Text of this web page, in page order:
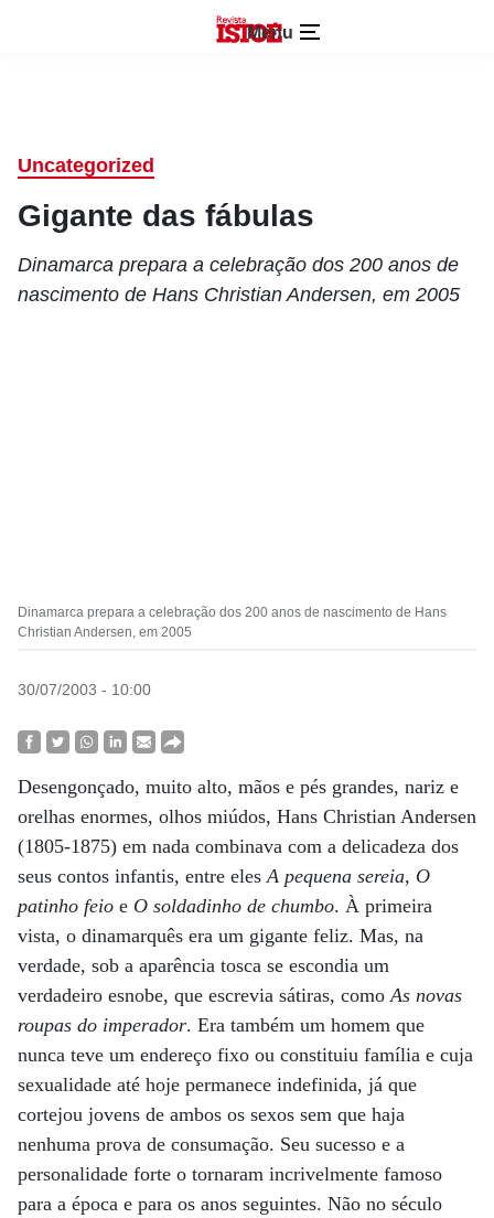
Menu
Uncategorized
Gigante das fábulas
Dinamarca prepara a celebração dos 200 anos de
nascimento de Hans Christian Andersen, em 2005
Dinamarca prepara a celebração dos 200 anos de nascimento de Hans
Christian Andersen, em 2005
30/07/2003 - 10:00
Desengonçado, muito alto, mãos e pés grandes, nariz e
orelhas enormes, olhos miúdos, Hans Christian Andersen
(1805-1875) em nada combinava com a delicadeza dos
seus contos infantis, entre elesA pequena sereia, O
patinho feio e O soldadinho de chumbo. À primeira
vista, o dinamarquês era um gigante feliz. Mas, na
verdade, sob a aparência tosca se escondia um
verdadeiro esnobe, que escrevia sátiras, comoAs novas
roupas do imperador. Era também um homem que
nunca teve um endereço fixo ou constituiu família e cuja
sexualidade até hoje permanece indefinida, já que
cortejou jovens de ambos os sexos sem que haja
nenhuma prova de consumação. Seu sucesso e a
personalidade forte o tornaram incrivelmente famoso
para a época e para os anos seguintes. Não no século